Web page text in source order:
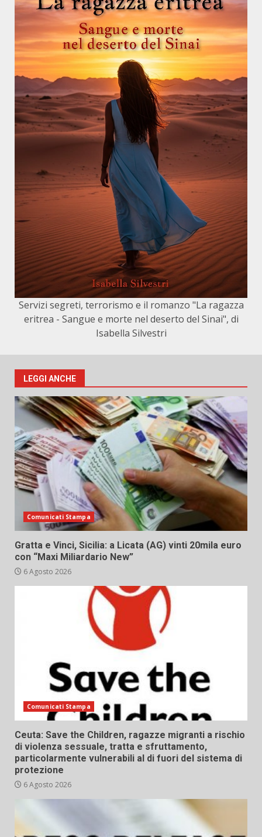
Servizi segreti, terrorismo e il romanzo "La ragazza
eritrea - Sangue e morte nel deserto del Sinai", di
Isabella Silvestri
LEGGI ANCHE
Comunicati Stampa
Gratta e Vinci, Sicilia: a Licata (AG) vinti 20mila euro
con “Maxi Miliardario New”
6 Agosto 2026
Comunicati Stampa
Ceuta: Save the Children, ragazze migranti a rischio
di violenza sessuale, tratta e sfruttamento,
particolarmente vulnerabili al di fuori del sistema di
protezione
6 Agosto 2026